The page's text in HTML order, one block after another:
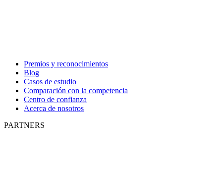
Premios y reconocimientos
Blog
Casos de estudio
Comparación con la competencia
Centro de confianza
Acerca de nosotros
PARTNERS